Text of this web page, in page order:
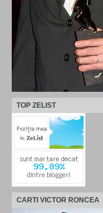
TOP ZELIST
CARTI VICTOR RONCEA